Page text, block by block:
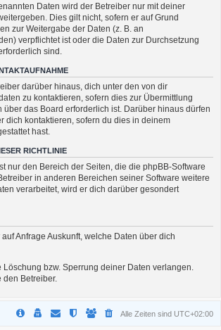
Daten wird der Betreiber nur mit deiner
Dies gilt nicht, sofern er auf Grund
zur Weitergabe der Daten (z. B. an
verpflichtet ist oder die Daten zur Durchsetzung
sind.
darüber hinaus, dich unter den von dir
zu kontaktieren, sofern dies zur Übermittlung
über das Board erforderlich ist. Darüber hinaus dürfen
dich kontaktieren, sofern du dies in deinem
hast.
RICHTLINIE
nur den Bereich der Seiten, die die phpBB-Software
in anderen Bereichen seiner Software weitere
verarbeitet, wird er dich darüber gesondert
Anfrage Auskunft, welche Daten über dich
bzw. Sperrung deiner Daten verlangen.
den Betreiber.
Alle Zeiten sind UTC+02:00